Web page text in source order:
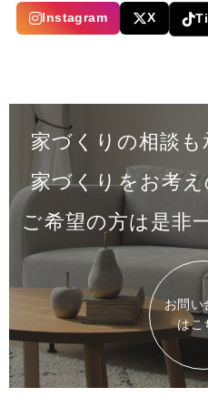
Instagram X
家づくりの相談も
家づくりをお考
ご希望の方は是非
お問い
はこ